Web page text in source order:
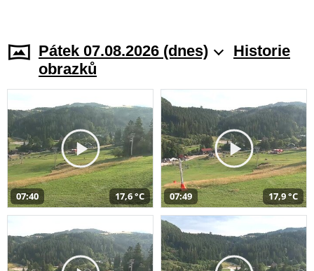
Pátek 07.08.2026 (dnes)
Historie
obrazků
07:40 17,6 °C 07:49 17,9 °C